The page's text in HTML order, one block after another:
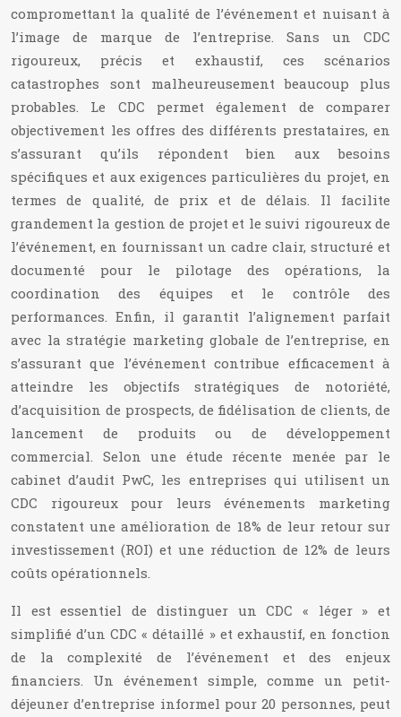
compromettant la qualité de l’événement et nuisant à
l’image de marque de l’entreprise. Sans un CDC
rigoureux, précis et exhaustif, ces scénarios
catastrophes sont malheureusement beaucoup plus
probables. Le CDC permet également de comparer
objectivement les offres des différents prestataires, en
s’assurant qu’ils répondent bien aux besoins
spécifiques et aux exigences particulières du projet, en
termes de qualité, de prix et de délais. Il facilite
grandement la gestion de projet et le suivi rigoureux de
l’événement, en fournissant un cadre clair, structuré et
documenté pour le pilotage des opérations, la
coordination des équipes et le contrôle des
performances. Enfin, il garantit l’alignement parfait
avec la stratégie marketing globale de l’entreprise, en
s’assurant que l’événement contribue efficacement à
atteindre les objectifs stratégiques de notoriété,
d’acquisition de prospects, de fidélisation de clients, de
lancement de produits ou de développement
commercial. Selon une étude récente menée par le
cabinet d’audit PwC, les entreprises qui utilisent un
CDC rigoureux pour leurs événements marketing
constatent une amélioration de 18% de leur retour sur
investissement (ROI) et une réduction de 12% de leurs
coûts opérationnels.
Il est essentiel de distinguer un CDC « léger » et
simplifié d’un CDC « détaillé » et exhaustif, en fonction
de la complexité de l’événement et des enjeux
financiers. Un événement simple, comme un petit-
déjeuner d’entreprise informel pour 20 personnes, peut